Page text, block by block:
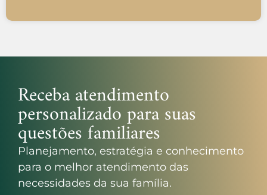
Receba atendimento
personalizado para suas
questões familiares
Planejamento, estratégia e conhecimento
para o melhor atendimento das
necessidades da sua família.